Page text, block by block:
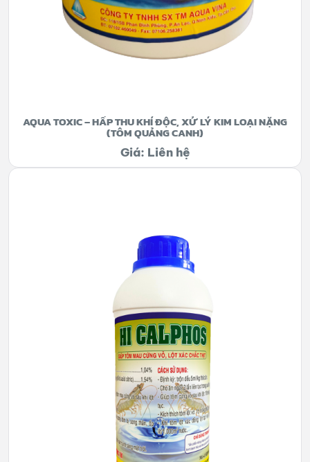
AQUA TOXIC – HẤP THU KHÍ ĐỘC, XỬ LÝ KIM LOẠI NẶNG
(TÔM QUẢNG CANH)
Giá: Liên hệ